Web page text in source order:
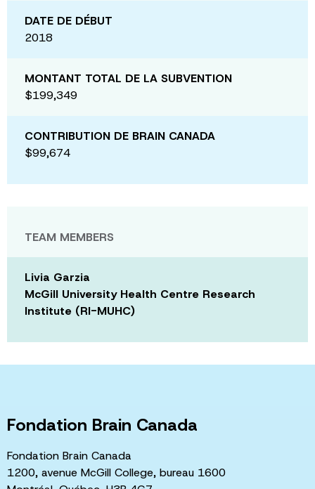
DATE DE DÉBUT
2018
MONTANT TOTAL DE LA SUBVENTION
$199,349
CONTRIBUTION DE BRAIN CANADA
$99,674
TEAM MEMBERS
Livia Garzia
McGill University Health Centre Research
Institute (RI-MUHC)
Fondation Brain Canada
Fondation Brain Canada
1200, avenue McGill College, bureau 1600